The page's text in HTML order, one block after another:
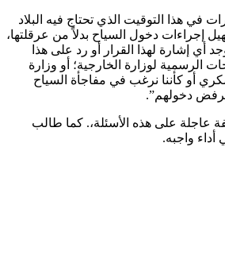
في هذا التوقيت الذي تحتاج فيه البلاد
إجراءات دخول السياح بدلاً من عرقلتها،
أي إشارة لهذا القرار أو رد على هذا
الرسمية لوزارة الخارجية؛ أو وزارة
أو كأننا نرغب في مفاجأة السياح
دخولهم”.
عاجلة على هذه الأسئلة،. كما طالب
واجبه.